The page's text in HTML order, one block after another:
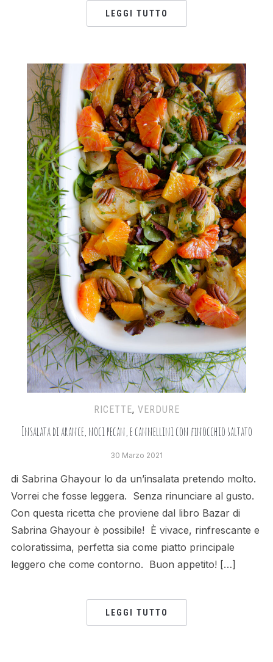
LEGGI TUTTO
RICETTE, VERDURE
Insalata di arance, noci pecan, e cannellini con finocchio saltato
30 Marzo 2021
di Sabrina Ghayour lo da un’insalata pretendo molto.
Vorrei che fosse leggera. Senza rinunciare al gusto.
Con questa ricetta che proviene dal libro Bazar di
Sabrina Ghayour è possibile! È vivace, rinfrescante e
coloratissima, perfetta sia come piatto principale
leggero che come contorno. Buon appetito! […]
LEGGI TUTTO